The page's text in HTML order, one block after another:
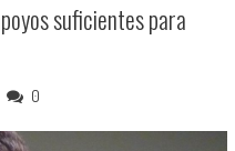
suficientes para
0